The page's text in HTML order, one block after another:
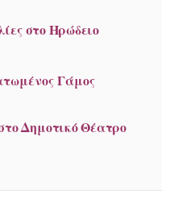
στο Ηρώδειο
Γάμος
Δημοτικό Θέατρο